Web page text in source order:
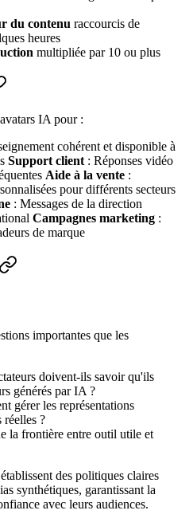
du contenu raccourcis de
heures
multipliée par 10 ou plus
IA pour :
cohérent et disponible à
Support client: Réponses vidéo
Aide à la vente :
pour différents secteurs
: Messages de la direction
Campagnes marketing :
de marque
importantes que les
doivent-ils savoir qu'ils
générés par IA ?
gérer les représentations
réelles ?
la frontière entre outil utile et
des politiques claires
synthétiques, garantissant la
avec leurs audiences.